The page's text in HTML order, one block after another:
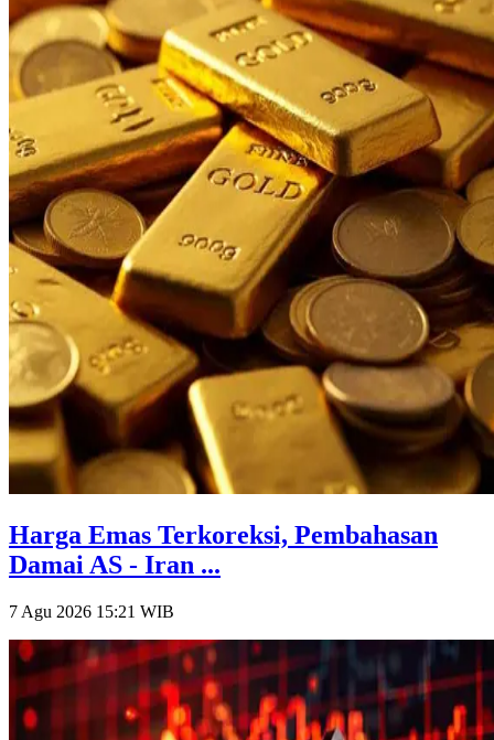
Harga Emas Terkoreksi, Pembahasan
Damai AS - Iran ...
7 Agu 2026 15:21 WIB